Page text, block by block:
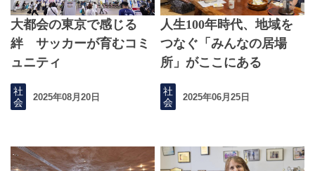
大都会の東京で感じる
絆 サッカーが育むコミ
ュニティ
社
会
2025年08月20日
人生100年時代、地域を
つなぐ「みんなの居場
所」がここにある
社
会
2025年06月25日